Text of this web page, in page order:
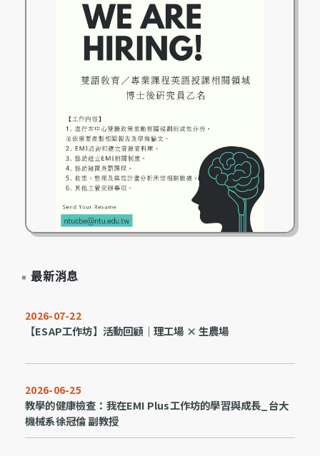
最新消息
2026-07-22
【ESAP工作坊】活動回顧｜理工場 × 生農場
2026-06-25
教學的健康檢查：我在EMI Plus工作坊的學習與成長_台大
機械系徐冠倫 副教授